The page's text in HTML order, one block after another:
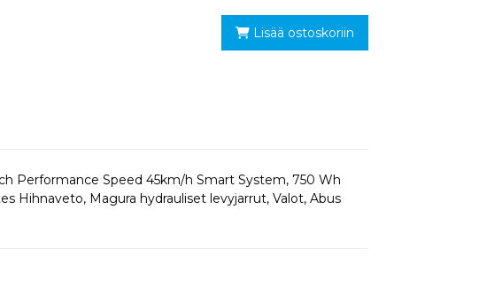
Lisää ostoskoriin
Performance Speed 45km/h Smart System, 750 Wh
Hihnaveto, Magura hydrauliset levyjarrut, Valot, Abus